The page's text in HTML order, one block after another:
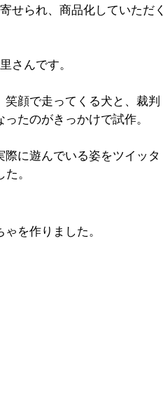
せられ、商品化していただく
さんです。
顔で走ってくる犬と、裁判
たのがきっかけで試作。
に遊んでいる姿をツイッタ
。
を作りました。